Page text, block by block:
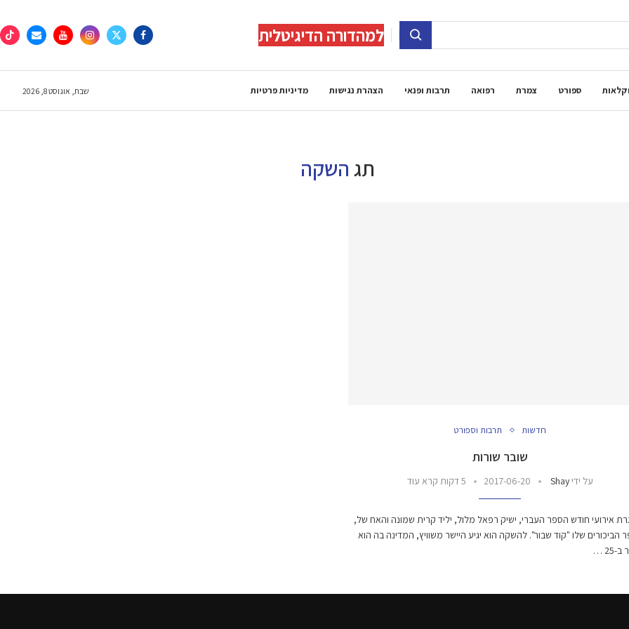
למהדורה הדיגיטלית
ספורט צמרת רפואה תרבות ופנאי הצהרת נגישות מדיניות פרטיות שבת, אוגוסט 8, 2026
תג השקה
חדשות תרבות וספורט
שובר שורות
על ידיShay
2017-06-20 5 דקות קרא עוד
אירועי חודש הספר העברי, ישיק רפאל מלול, יליד קרית שמונה והאח של,
הביכורים שלו "קוד שבור". להשקה הוא יגיע היישר משוויץ, המדינה בה הוא
25 …